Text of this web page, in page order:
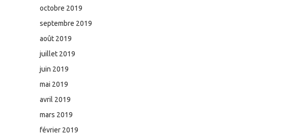
octobre 2019
septembre 2019
août 2019
juillet 2019
juin 2019
mai 2019
avril 2019
mars 2019
février 2019